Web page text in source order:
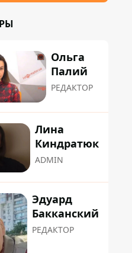
Ольга
Палий
РЕДАКТОР
Лина
Киндратюк
ADMIN
Эдуард
Бакканский
РЕДАКТОР